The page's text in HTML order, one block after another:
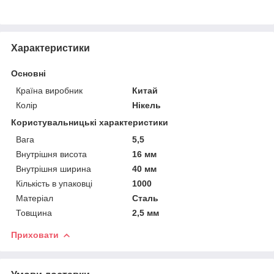
Характеристики
Основні
Країна виробник
Китай
Колір
Нікель
Користувальницькі характеристики
Вага
5,5
Внутрішня висота
16 мм
Внутрішня ширина
40 мм
Кількість в упаковці
1000
Матеріал
Сталь
Товщина
2,5 мм
Приховати